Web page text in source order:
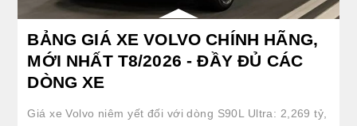
BẢNG GIÁ XE VOLVO CHÍNH HÃNG,
MỚI NHẤT T8/2026 - ĐẦY ĐỦ CÁC
DÒNG XE
Giá xe Volvo niêm yết đối với dòng S90L Ultra: 2,269 tỷ,